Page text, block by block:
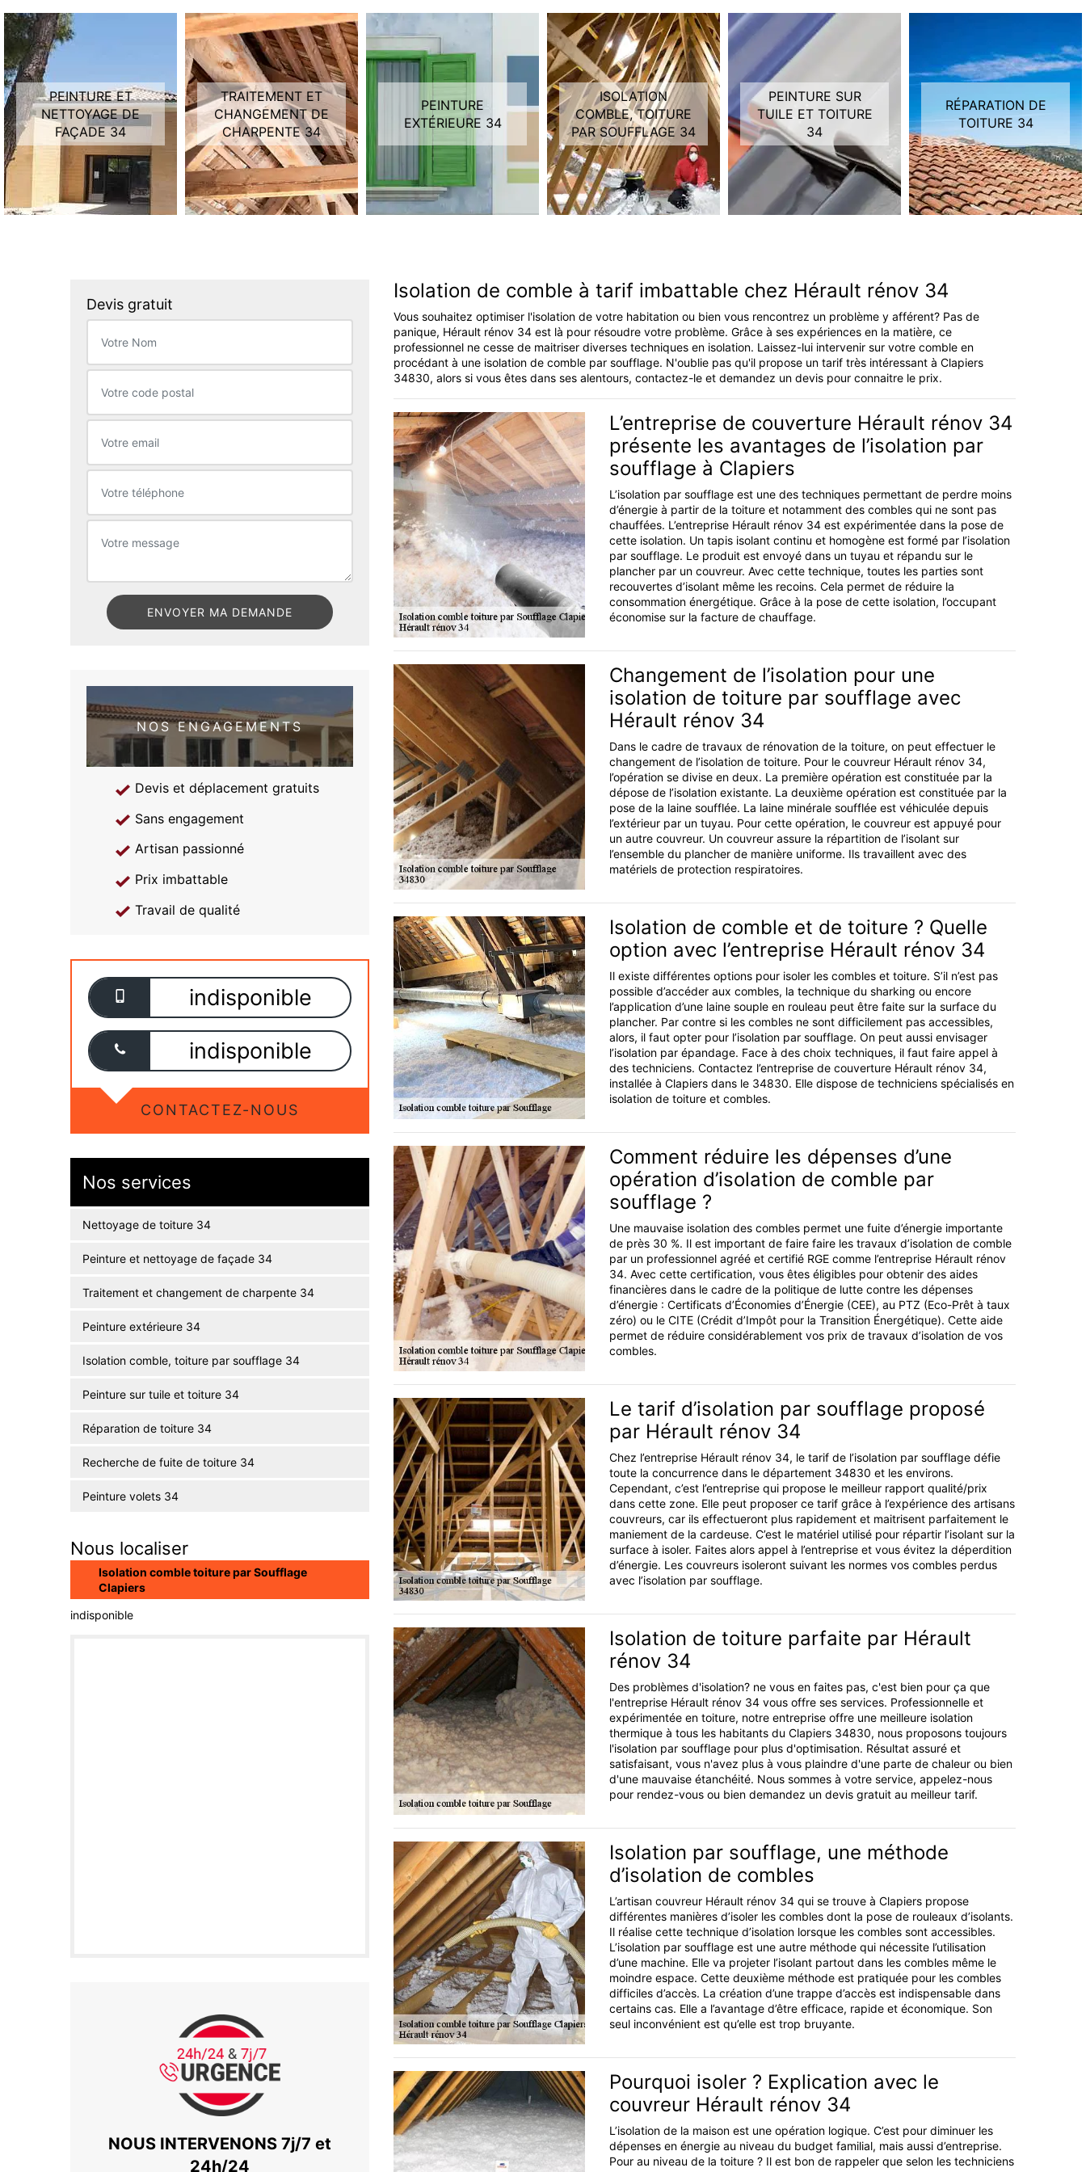
PEINTURE ET
NETTOYAGE DE
FAÇADE 34
TRAITEMENT ET
CHANGEMENT DE
CHARPENTE 34
PEINTURE
EXTÉRIEURE 34
ISOLATION
COMBLE, TOITURE
PAR SOUFFLAGE 34
PEINTURE SUR
TUILE ET TOITURE
34
RÉPARATION DE
TOITURE 34
Devis gratuit
NOS ENGAGEMENTS
Devis et déplacement gratuits
Sans engagement
Artisan passionné
Prix imbattable
Travail de qualité
indisponible
indisponible
CONTACTEZ-NOUS
Nos services
Nettoyage de toiture 34
Peinture et nettoyage de façade 34
Traitement et changement de charpente 34
Peinture extérieure 34
Isolation comble, toiture par soufflage 34
Peinture sur tuile et toiture 34
Réparation de toiture 34
Recherche de fuite de toiture 34
Peinture volets 34
Nous localiser
Isolation comble toiture par Soufflage
Clapiers
indisponible
NOUS INTERVENONS 7j/7 et
24h/24
Isolation de comble à tarif imbattable chez Hérault rénov 34
Vous souhaitez optimiser l'isolation de votre habitation ou bien vous rencontrez un problème y afférent? Pas de
panique, Hérault rénov 34 est là pour résoudre votre problème. Grâce à ses expériences en la matière, ce
professionnel ne cesse de maitriser diverses techniques en isolation. Laissez-lui intervenir sur votre comble en
procédant à une isolation de comble par soufflage. N'oublie pas qu'il propose un tarif très intéressant à Clapiers
34830, alors si vous êtes dans ses alentours, contactez-le et demandez un devis pour connaitre le prix.
L’entreprise de couverture Hérault rénov 34
présente les avantages de l’isolation par
soufflage à Clapiers
L’isolation par soufflage est une des techniques permettant de perdre moins
d’énergie à partir de la toiture et notamment des combles qui ne sont pas
chauffées. L’entreprise Hérault rénov 34 est expérimentée dans la pose de
cette isolation. Un tapis isolant continu et homogène est formé par l’isolation
par soufflage. Le produit est envoyé dans un tuyau et répandu sur le
plancher par un couvreur. Avec cette technique, toutes les parties sont
recouvertes d’isolant même les recoins. Cela permet de réduire la
consommation énergétique. Grâce à la pose de cette isolation, l’occupant
économise sur la facture de chauffage.
Changement de l’isolation pour une
isolation de toiture par soufflage avec
Hérault rénov 34
Dans le cadre de travaux de rénovation de la toiture, on peut effectuer le
changement de l’isolation de toiture. Pour le couvreur Hérault rénov 34,
l’opération se divise en deux. La première opération est constituée par la
dépose de l’isolation existante. La deuxième opération est constituée par la
pose de la laine soufflée. La laine minérale soufflée est véhiculée depuis
l’extérieur par un tuyau. Pour cette opération, le couvreur est appuyé pour
un autre couvreur. Un couvreur assure la répartition de l’isolant sur
l’ensemble du plancher de manière uniforme. Ils travaillent avec des
matériels de protection respiratoires.
Isolation de comble et de toiture ? Quelle
option avec l’entreprise Hérault rénov 34
Il existe différentes options pour isoler les combles et toiture. S’il n’est pas
possible d’accéder aux combles, la technique du sharking ou encore
l’application d’une laine souple en rouleau peut être faite sur la surface du
plancher. Par contre si les combles ne sont difficilement pas accessibles,
alors, il faut opter pour l’isolation par soufflage. On peut aussi envisager
l’isolation par épandage. Face à des choix techniques, il faut faire appel à
des techniciens. Contactez l’entreprise de couverture Hérault rénov 34,
installée à Clapiers dans le 34830. Elle dispose de techniciens spécialisés en
isolation de toiture et combles.
Comment réduire les dépenses d’une
opération d’isolation de comble par
soufflage ?
Une mauvaise isolation des combles permet une fuite d’énergie importante
de près 30 %. Il est important de faire faire les travaux d’isolation de comble
par un professionnel agréé et certifié RGE comme l’entreprise Hérault rénov
34. Avec cette certification, vous êtes éligibles pour obtenir des aides
financières dans le cadre de la politique de lutte contre les dépenses
d’énergie : Certificats d’Économies d’Énergie (CEE), au PTZ (Eco-Prêt à taux
zéro) ou le CITE (Crédit d’Impôt pour la Transition Énergétique). Cette aide
permet de réduire considérablement vos prix de travaux d’isolation de vos
combles.
Le tarif d’isolation par soufflage proposé
par Hérault rénov 34
Chez l’entreprise Hérault rénov 34, le tarif de l’isolation par soufflage défie
toute la concurrence dans le département 34830 et les environs.
Cependant, c’est l’entreprise qui propose le meilleur rapport qualité/prix
dans cette zone. Elle peut proposer ce tarif grâce à l’expérience des artisans
couvreurs, car ils effectueront plus rapidement et maitrisent parfaitement le
maniement de la cardeuse. C’est le matériel utilisé pour répartir l’isolant sur la
surface à isoler. Faites alors appel à l’entreprise et vous évitez la déperdition
d’énergie. Les couvreurs isoleront suivant les normes vos combles perdus
avec l’isolation par soufflage.
Isolation de toiture parfaite par Hérault
rénov 34
Des problèmes d'isolation? ne vous en faites pas, c'est bien pour ça que
l'entreprise Hérault rénov 34 vous offre ses services. Professionnelle et
expérimentée en toiture, notre entreprise offre une meilleure isolation
thermique à tous les habitants du Clapiers 34830, nous proposons toujours
l'isolation par soufflage pour plus d'optimisation. Résultat assuré et
satisfaisant, vous n'avez plus à vous plaindre d'une parte de chaleur ou bien
d'une mauvaise étanchéité. Nous sommes à votre service, appelez-nous
pour rendez-vous ou bien demandez un devis gratuit au meilleur tarif.
Isolation par soufflage, une méthode
d’isolation de combles
L’artisan couvreur Hérault rénov 34 qui se trouve à Clapiers propose
différentes manières d’isoler les combles dont la pose de rouleaux d’isolants.
Il réalise cette technique d’isolation lorsque les combles sont accessibles.
L’isolation par soufflage est une autre méthode qui nécessite l’utilisation
d’une machine. Elle va projeter l’isolant partout dans les combles même le
moindre espace. Cette deuxième méthode est pratiquée pour les combles
difficiles d’accès. La création d’une trappe d’accès est indispensable dans
certains cas. Elle a l’avantage d’être efficace, rapide et économique. Son
seul inconvénient est qu’elle est trop bruyante.
Pourquoi isoler ? Explication avec le
couvreur Hérault rénov 34
L’isolation de la maison est une opération logique. C’est pour diminuer les
dépenses en énergie au niveau du budget familial, mais aussi d’entreprise.
Pour au niveau de la toiture ? Il est bon de rappeler que selon les techniciens